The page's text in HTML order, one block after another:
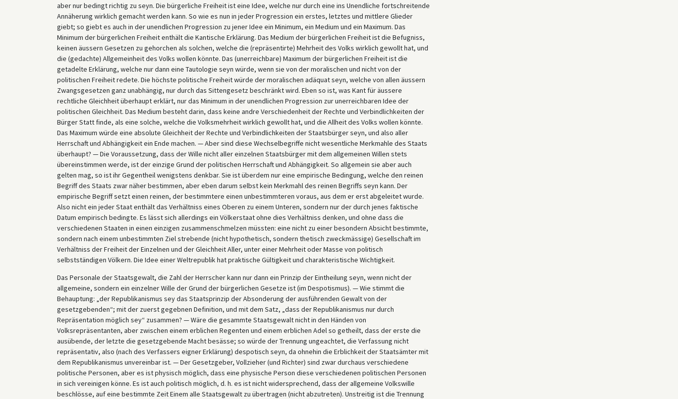
aber nur bedingt richtig zu seyn. Die bürgerliche Freiheit ist eine Idee, welche nur durch eine ins Unendliche fortschreitende
Annäherung wirklich gemacht werden kann. So wie es nun in jeder Progression ein erstes, letztes und mittlere Glieder
giebt; so giebt es auch in der unendlichen Progression zu jener Idee ein Minimum, ein Medium und ein Maximum. Das
Minimum der bürgerlichen Freiheit enthält die Kantische Erklärung. Das Medium der bürgerlichen Freiheit ist die Befugniss,
keinen äussern Gesetzen zu gehorchen als solchen, welche die (repräsentirte) Mehrheit des Volks wirklich gewollt hat, und
die (gedachte) Allgemeinheit des Volks wollen könnte. Das (unerreichbare) Maximum der bürgerlichen Freiheit ist die
getadelte Erklärung, welche nur dann eine Tautologie seyn würde, wenn sie von der moralischen und nicht von der
politischen Freiheit redete. Die höchste politische Freiheit würde der moralischen adäquat seyn, welche von allen äussern
Zwangsgesetzen ganz unabhängig, nur durch das Sittengesetz beschränkt wird. Eben so ist, was Kant für äussere
rechtliche Gleichheit überhaupt erklärt, nur das Minimum in der unendlichen Progression zur unerreichbaren Idee der
politischen Gleichheit. Das Medium besteht darin, dass keine andre Verschiedenheit der Rechte und Verbindlichkeiten der
Bürger Statt finde, als eine solche, welche die Volksmehrheit wirklich gewollt hat, und die Allheit des Volks wollen könnte.
Das Maximum würde eine absolute Gleichheit der Rechte und Verbindlichkeiten der Staatsbürger seyn, und also aller
Herrschaft und Abhängigkeit ein Ende machen. — Aber sind diese Wechselbegriffe nicht wesentliche Merkmahle des Staats
überhaupt? — Die Voraussetzung, dass der Wille nicht aller einzelnen Staatsbürger mit dem allgemeinen Willen stets
übereinstimmen werde, ist der einzige Grund der politischen Herrschaft und Abhängigkeit. So allgemein sie aber auch
gelten mag, so ist ihr Gegentheil wenigstens denkbar. Sie ist überdem nur eine empirische Bedingung, welche den reinen
Begriff des Staats zwar näher bestimmen, aber eben darum selbst kein Merkmahl des reinen Begriffs seyn kann. Der
empirische Begriff setzt einen reinen, der bestimmtere einen unbestimmteren voraus, aus dem er erst abgeleitet wurde.
Also nicht ein jeder Staat enthält das Verhältniss eines Oberen zu einem Unteren, sondern nur der durch jenes faktische
Datum empirisch bedingte. Es lässt sich allerdings ein Völkerstaat ohne dies Verhältniss denken, und ohne dass die
verschiedenen Staaten in einen einzigen zusammenschmelzen müssten: eine nicht zu einer besondern Absicht bestimmte,
sondern nach einem unbestimmten Ziel strebende (nicht hypothetisch, sondern thetisch zweckmässige) Gesellschaft im
Verhältniss der Freiheit der Einzelnen und der Gleichheit Aller, unter einer Mehrheit oder Masse von politisch
selbstständigen Völkern. Die Idee einer Weltrepublik hat praktische Gültigkeit und charak­teristische Wichtigkeit.
Das Personale der Staatsgewalt, die Zahl der Herrscher kann nur dann ein Prinzip der Eintheilung seyn, wenn nicht der
allgemeine, sondern ein einzelner Wille der Grund der bürgerlichen Gesetze ist (im Despotismus). — Wie stimmt die
Behauptung: „der Republikanismus sey das Staatsprinzip der Absonderung der ausführenden Gewalt von der
gesetzgebenden“; mit der zuerst gegebnen Definition, und mit dem Satz, „dass der Republikanismus nur durch
Repräsentation möglich sey“ zusammen? — Wäre die gesammte Staatsgewalt nicht in den Händen von
Volksrepräsentanten, aber zwischen einem erblichen Regenten und einem erblichen Adel so getheilt, dass der erste die
ausübende, der letzte die gesetzgebende Macht besässe; so würde der Trennung ungeachtet, die Verfassung nicht
repräsentativ, also (nach des Verfassers eigner Erklärung) despotisch seyn, da ohnehin die Erb­lichkeit der Staatsämter mit
dem Republikanismus unvereinbar ist. — Der Gesetzgeber, Vollzieher (und Richter) sind zwar durchaus verschiedene
politische Personen, aber es ist physisch möglich, dass eine physische Person diese verschiedenen politischen Personen
in sich vereinigen könne. Es ist auch politisch möglich, d. h. es ist nicht widersprechend, dass der allgemeine Volkswille
beschlösse, auf eine bestimmte Zeit Einem alle Staatsgewalt zu übertragen (nicht abzutreten). Unstreitig ist die Trennung